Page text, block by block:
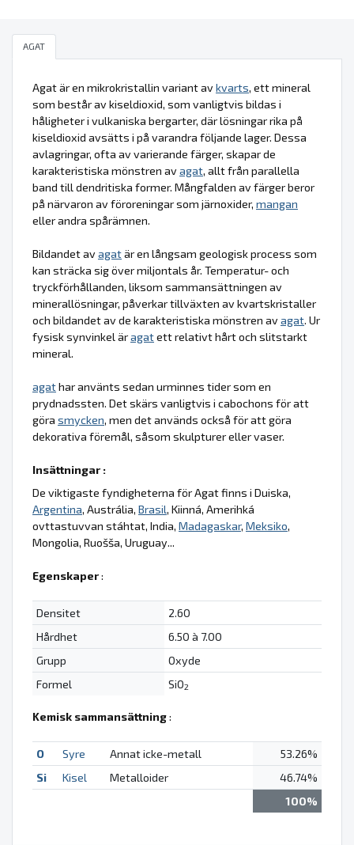
AGAT
Agat är en mikrokristallin variant avkvarts, ett mineral
som består av kiseldioxid, som vanligtvis bildas i
håligheter i vulkaniska bergarter, där lösningar rika på
kiseldioxid avsätts i på varandra följande lager. Dessa
avlagringar, ofta av varierande färger, skapar de
karakteristiska mönstren avagat, allt från parallella
band till dendritiska former. Mångfalden av färger beror
på närvaron av föroreningar som järnoxider, mangan
eller andra spårämnen.
Bildandet avagatär en långsam geologisk process som
kan sträcka sig över miljontals år. Temperatur- och
tryckförhållanden, liksom sammansättningen av
minerallösningar, påverkar tillväxten av kvartskristaller
och bildandet av de karakteristiska mönstren avagat. Ur
fysisk synvinkel äragatett relativt hårt och slitstarkt
mineral.
agathar använts sedan urminnes tider som en
prydnadssten. Det skärs vanligtvis i cabochons för att
göra smycken, men det används också för att göra
dekorativa föremål, såsom skulpturer eller vaser.
Insättningar :
De viktigaste fyndigheterna för Agat finns i Duiska,
Argentina, Austrália, Brasil, Kiinná, Amerihká
ovttastuvvan stáhtat, India, Madagaskar, Meksiko,
Mongolia, Ruošša, Uruguay...
Egenskaper:
Densitet
2.60
Hårdhet
6.50 à 7.00
Grupp
Oxyde
Formel
SiO2
Kemisk sammansättning:
O Syre Annat icke-metall
53.26%
Si
Kisel Metalloider
46.74%
100%